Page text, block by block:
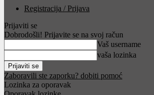
Registracija / Prijava
Prijaviti se
Dobrodošli! Prijavite se na svoj račun
Vaš username
vaša lozinka
Zaboravili ste zaporku? dobiti pomoć
Lozinka za oporavak